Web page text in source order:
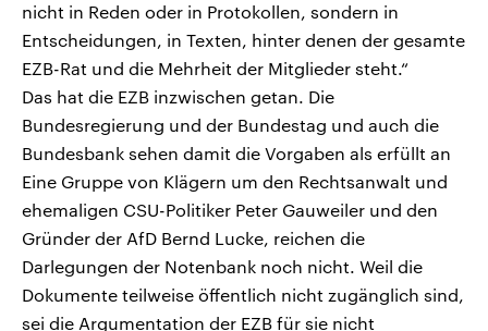
nicht in Reden oder in Protokollen, sondern in
Entscheidungen, in Texten, hinter denen der gesamte
EZB-Rat und die Mehrheit der Mitglieder steht.“
Das hat die EZB inzwischen getan. Die
Bundesregierung und der Bundestag und auch die
Bundesbank sehen damit die Vorgaben als erfüllt an
Eine Gruppe von Klägern um den Rechtsanwalt und
ehemaligen CSU-Politiker Peter Gauweiler und den
Gründer der AfD Bernd Lucke, reichen die
Darlegungen der Notenbank noch nicht. Weil die
Dokumente teilweise öffentlich nicht zugänglich sind,
sei die Argumentation der EZB für sie nicht